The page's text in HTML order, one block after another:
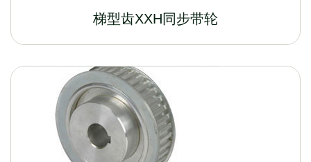
梯型齿XXH同步带轮